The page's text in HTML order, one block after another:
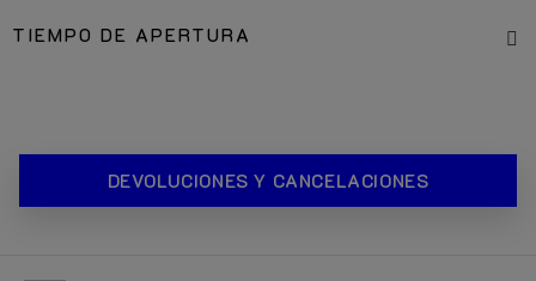
TIEMPO DE APERTURA
DEVOLUCIONES Y CANCELACIONES